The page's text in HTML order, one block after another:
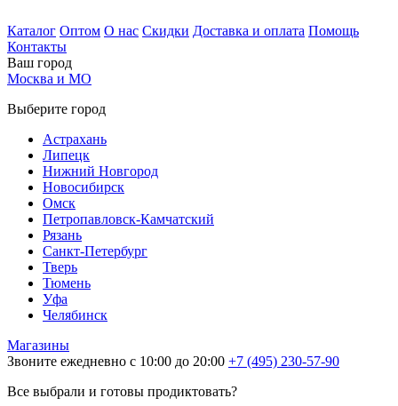
Каталог Оптом О нас Скидки Доставка и оплата Помощь
Контакты
Ваш город
Москва и МО
Выберите город
Астрахань
Липецк
Нижний Новгород
Новосибирск
Омск
Петропавловск-Камчатский
Рязань
Санкт-Петербург
Тверь
Тюмень
Уфа
Челябинск
Магазины
Звоните ежедневно с 10:00 до 20:00 +7 (495) 230-57-90
Все выбрали и готовы продиктовать?